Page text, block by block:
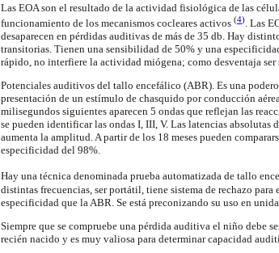
Las EOA son el resultado de la actividad fisiológica de las
funcionamiento de los mecanismos cocleares activos (4). Las
desaparecen en pérdidas auditivas de más de 35 db. Hay
transitorias. Tienen una sensibilidad de 50% y una
rápido, no interfiere la actividad miógena; como desventaja
Potenciales auditivos del tallo encefálico (ABR). Es una
presentación de un estímulo de chasquido por conducción
milisegundos siguientes aparecen 5 ondas que reflejan las
se pueden identificar las ondas I, III, V. Las latencias
aumenta la amplitud. A partir de los 18 meses pueden
especificidad del 98%.
Hay una técnica denominada prueba automatizada de tallo
distintas frecuencias, ser portátil, tiene sistema de rechazo
especificidad que la ABR. Se está preconizando su uso en
Siempre que se compruebe una pérdida auditiva el niño debe
recién nacido y es muy valiosa para determinar capacidad